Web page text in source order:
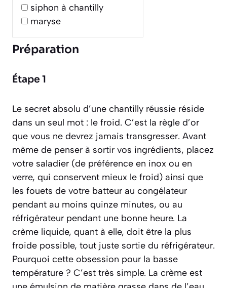
siphon à chantilly
maryse
Préparation
Étape 1
Le secret absolu d’une chantilly réussie réside
dans un seul mot : le froid. C’est la règle d’or
que vous ne devrez jamais transgresser. Avant
même de penser à sortir vos ingrédients, placez
votre saladier (de préférence en inox ou en
verre, qui conservent mieux le froid) ainsi que
les fouets de votre batteur au congélateur
pendant au moins quinze minutes, ou au
réfrigérateur pendant une bonne heure. La
crème liquide, quant à elle, doit être la plus
froide possible, tout juste sortie du réfrigérateur.
Pourquoi cette obsession pour la basse
température ? C’est très simple. La crème est